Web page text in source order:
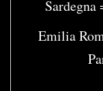
Emilia